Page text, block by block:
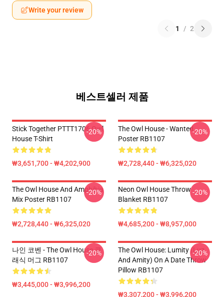
Write your review
1 / 2
베스트셀러 제품
Stick Together PTTT1706 Owl
House T-Shirt
₩3,651,700 - ₩4,202,900
-20%
The Owl House - Wanted
Poster RB1107
₩2,728,440 - ₩6,325,020
-20%
The Owl House And Amphibia
Mix Poster RB1107
₩2,728,440 - ₩6,325,020
-20%
Neon Owl House Throw
Blanket RB1107
₩4,685,200 - ₩8,957,000
-20%
나인 코벤 - The Owl House 클
래식 머그 RB1107
₩3,445,000 - ₩3,996,200
-20%
The Owl House: Lumity (Luz
And Amity) On A Date Throw
Pillow RB1107
₩3,307,200 - ₩3,996,200
-20%